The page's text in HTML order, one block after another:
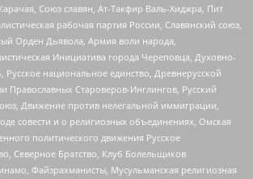
Союз славян, Ат-Такфир Валь-Хиджра, Пит
рабочая партия России, Славянский союз,
Орден Дьявола, Армия воли народа,
Инициатива города Череповца, Духовно-
Русское национальное единство, Древнерусской
Православных Староверов-Инглингов, Русский
Движение против нелегальной иммиграции,
совести и о религиозных объединениях, Омская
политического движения Русское
Северное Братство, Клуб Болельщиков
Файзрахманисты, Мусульманская религиозная